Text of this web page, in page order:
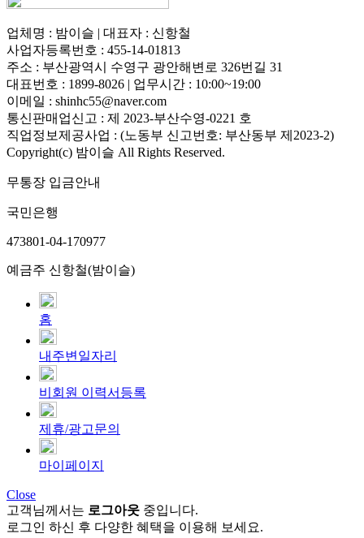
업체명 : 밤이슬 | 대표자 : 신항철
사업자등록번호 : 455-14-01813
주소 : 부산광역시 수영구 광안해변로 326번길 31
대표번호 : 1899-8026 | 업무시간 : 10:00~19:00
이메일 : shinhc55@naver.com
통신판매업신고 : 제 2023-부산수영-0221 호
직업정보제공사업 : (노동부 신고번호: 부산동부 제2023-2)
Copyright(c) 밤이슬 All Rights Reserved.
무통장 입금안내
국민은행
473801-04-170977
예금주 신항철(밤이슬)
홈
내주변일자리
비회원 이력서등록
제휴/광고문의
마이페이지
Close
고객님께서는 로그아웃 중입니다.
로그인 하신 후 다양한 혜택을 이용해 보세요.